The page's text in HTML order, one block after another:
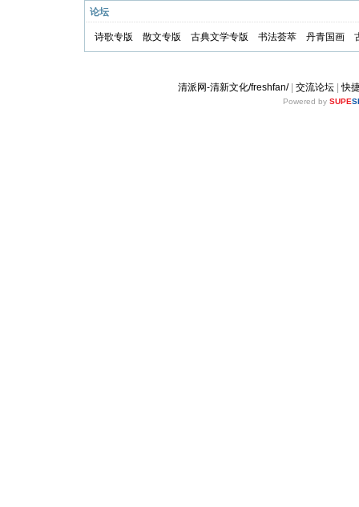
论坛
诗歌专版 散文专版 古典文学专版 书法荟萃 丹青国画
清派网-清新文化/freshfan/| 交流论坛|快
Powered by SUPE